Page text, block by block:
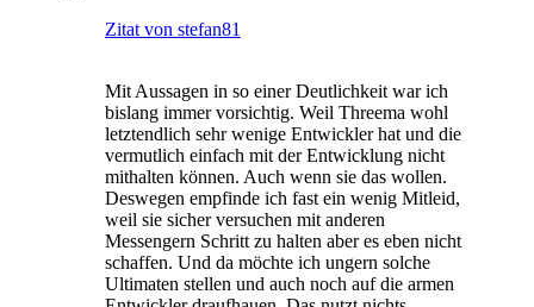
Zitat von stefan81
Mit Aussagen in so einer Deutlichkeit war ich
bislang immer vorsichtig. Weil Threema wohl
letztendlich sehr wenige Entwickler hat und die
vermutlich einfach mit der Entwicklung nicht
mithalten können. Auch wenn sie das wollen.
Deswegen empfinde ich fast ein wenig Mitleid,
weil sie sicher versuchen mit anderen
Messengern Schritt zu halten aber es eben nicht
schaffen. Und da möchte ich ungern solche
Ultimaten stellen und auch noch auf die armen